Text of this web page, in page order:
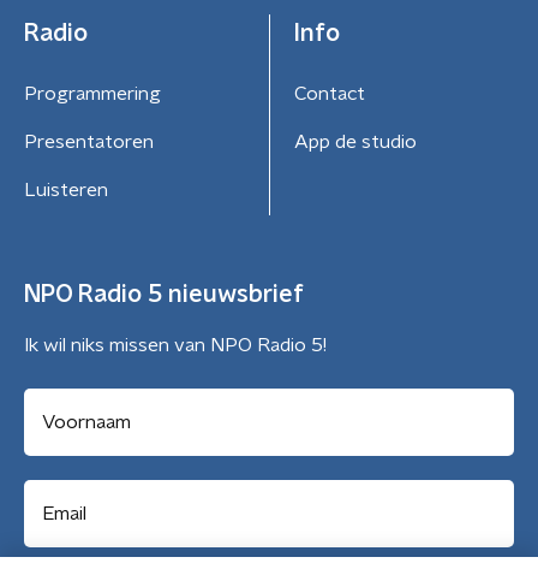
Radio
Programmering
Presentatoren
Luisteren
Info
Contact
App de studio
NPO Radio 5 nieuwsbrief
Ik wil niks missen van NPO Radio 5!